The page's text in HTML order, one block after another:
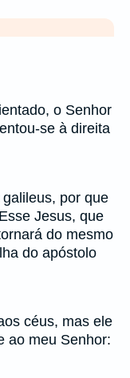
o Senhor
se à direita
por que
Jesus, que
do mesmo
do apóstolo
céus, mas ele
ao meu Senhor: